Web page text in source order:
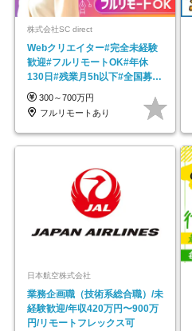
株式会社SC direct
Webクリエイター#完全未経験
歓迎#フルリモートOK#年休
130日#残業月5h以下#全国募集
#最大1年の研修
300～700万円
フルリモートあり
日本航空株式会社
業務企画職（技術系総合職）/未
経験歓迎/年収420万円〜900万
円/リモートフレックス可